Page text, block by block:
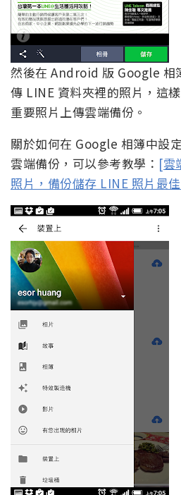
然後在 Android 版 Google 相
傳 LINE 資料夾裡的照片，這
重要照片上傳雲端備份。
關於如何在 Google 相簿中設
雲端備份，可以參考教學： [雲
照片，備份儲存 LINE 照片最